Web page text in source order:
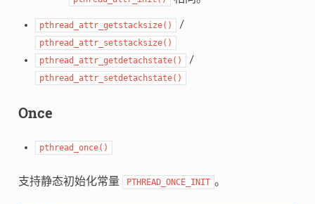
pthread_attr_getstacksize() /
pthread_attr_setstacksize()
pthread_attr_getdetachstate()
/
pthread_attr_setdetachstate()
Once
pthread_once()
支持静态初始化常量 PTHREAD_ONCE_INIT 。